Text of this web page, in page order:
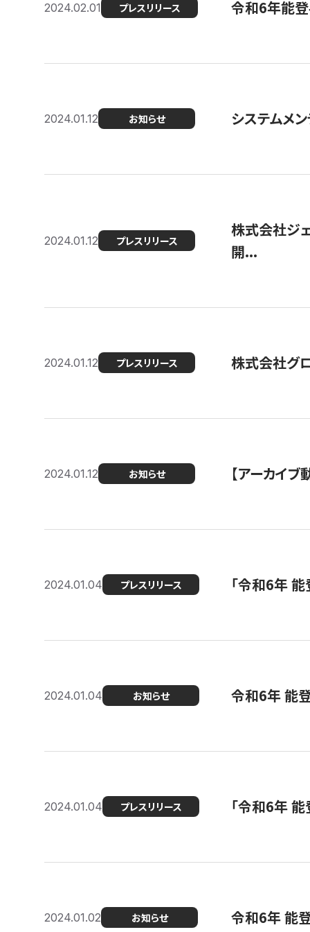
2024.02.01 プレスリリース 令和6年能登
2024.01.12 お知らせ システムメ
2024.01.12 プレスリリース
株式会社ジ
開...
2024.01.12 プレスリリース 株式会社グ
2024.01.12 お知らせ 【アーカイ
2024.01.04 プレスリリース 「令和6年
2024.01.04 お知らせ 令和6年 能
2024.01.04 プレスリリース 「令和6年
2024.01.02 お知らせ 令和6年 能